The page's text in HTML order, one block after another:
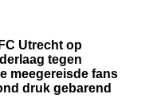
Utrecht op
tegen
meegereisde fans
druk gebarend